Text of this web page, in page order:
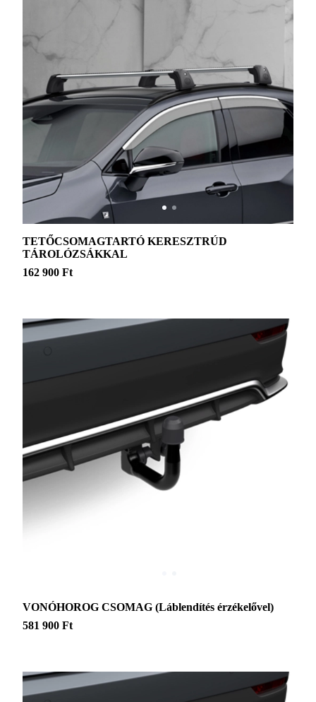
TETŐCSOMAGTARTÓ KERESZTRÚD
TÁROLÓZSÁKKAL
162 900 Ft
VONÓHOROG CSOMAG (Láblendítés érzékelővel)
581 900 Ft